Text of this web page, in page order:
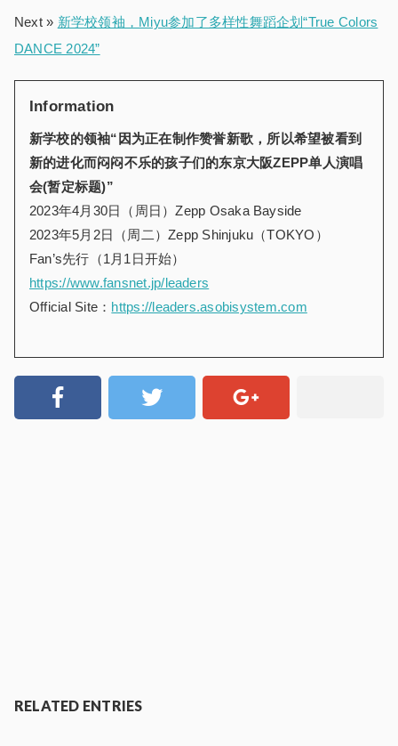
Next » 新学校领袖，Miyu参加了多样性舞蹈企划“True Colors
DANCE 2024”
Information
新学校的领袖“因为正在制作赞誉新歌，所以希望被看到
新的进化而闷闷不乐的孩子们的东京大阪ZEPP单人演唱
会(暂定标题)”
2023年4月30日（周日）Zepp Osaka Bayside
2023年5月2日（周二）Zepp Shinjuku（TOKYO）
Fan’s先行（1月1日开始）
https://www.fansnet.jp/leaders
Official Site： https://leaders.asobisystem.com
RELATED ENTRIES